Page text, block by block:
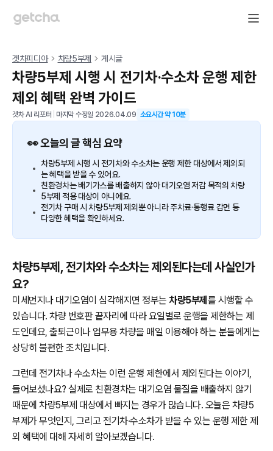
겟차피디아 차량5부제 게시글
차량5부제 시행 시 전기차·수소차 운행 제한
제외 혜택 완벽 가이드
겟차 AI 리포터 마지막 수정일 2026.04.09 소요시간 약10분
👀 오늘의 글 핵심 요약
차량5부제 시행 시 전기차와 수소차는 운행 제한 대상에서 제외되
는 혜택을 받을 수 있어요.
친환경차는 배기가스를 배출하지 않아 대기오염 저감 목적의 차량
5부제 적용 대상이 아니에요.
전기차 구매 시 차량5부제 제외뿐 아니라 주차료·통행료 감면 등
다양한 혜택을 확인하세요.
차량5부제, 전기차와 수소차는 제외된다는데 사실인가
요?
미세먼지나 대기오염이 심각해지면 정부는 차량5부제 를 시행할 수
있습니다. 차량 번호판 끝자리에 따라 요일별로 운행을 제한하는 제
도인데요, 출퇴근이나 업무용 차량을 매일 이용해야 하는 분들에게는
상당히 불편한 조치입니다.
그런데 전기차나 수소차는 이런 운행 제한에서 제외된다는 이야기,
들어보셨나요? 실제로 친환경차는 대기오염 물질을 배출하지 않기
때문에 차량5부제 대상에서 빠지는 경우가 많습니다. 오늘은 차량5
부제가 무엇인지, 그리고 전기차·수소차가 받을 수 있는 운행 제한 제
외 혜택에 대해 자세히 알아보겠습니다.